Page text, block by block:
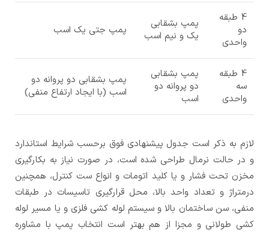
4 طبقه
دو
واحدی
پمپ بشقابی
یک و نیم اسب
پمپ جتی یک اسب
4 طبقه
سه
واحدی
پمپ بشقابی
دو پروانه دو
اسب
پمپ بشقابی دو پروانه دو
اسب (با ایجاد ارتفاع منفی)
لازم به ذکر است جدول پیشنهادی فوق برحسب شرایط استاندارد
و در حالت نرمال طراحی شده است، در صورت نیاز به بکارگیری
مخزن تحت فشار و یا کلید اتومات و انواع ست کنترل، همچنین
درمتراژ و تعداد واحد بالا، محل قرارگیری تاسیسات در طبقات
منفی، سن ساختمان بالا و سیستم لوله کشی فلزی و یا مسیر لوله
کشی طولانی و مجزا از هم بهتر است انتخاب پمپ با مشاوره